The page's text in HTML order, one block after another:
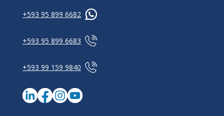
+593 95 899 6682
+593 95 899 6683
+593 99 159 9840